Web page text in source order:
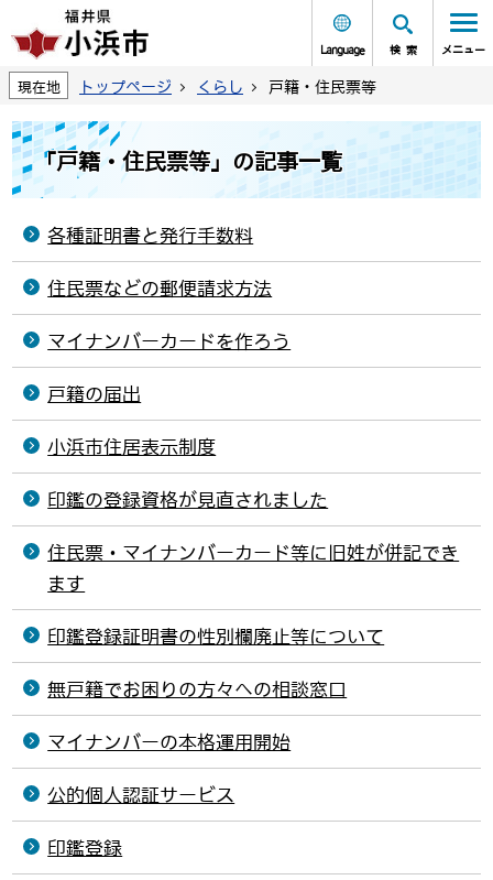
Language 検索 メニュー
現在地 トップページ くらし 戸籍・住民票等
「戸籍・住民票等」の記事一覧
各種証明書と発行手数料
住民票などの郵便請求方法
マイナンバーカードを作ろう
戸籍の届出
小浜市住居表示制度
印鑑の登録資格が見直されました
住民票・マイナンバーカード等に旧姓が併記でき
ます
印鑑登録証明書の性別欄廃止等について
無戸籍でお困りの方々への相談窓口
マイナンバーの本格運用開始
公的個人認証サービス
印鑑登録